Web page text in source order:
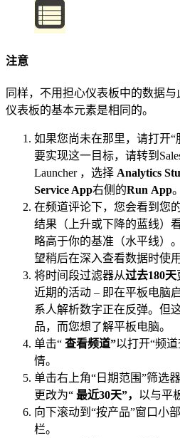
注意
同样，不用担心仪表板中的数据与
仪表板的基本元素是相同的。
如果您尚未在那里，请打开“
要实现这一目标，请转到
Launcher ，选择 Analytics
Service App右侧的Run App。
在频道评论下，您会看到您
结果（上升或下降的蓝线）
略高于你的基准（水平线）
望稍后在深入查看数据时使
将时间段过滤器从过去180天
近期的活动 – 即在平板电脑
系人解析数字正在反弹。但
品，而您想了解平板电脑。
单击“ 查看频道”以打开“频
情。
单击右上角“日期范围”筛选
更改为“ 最近30天”， 以与平
向下滚动到“按产品”窗口小
栏。